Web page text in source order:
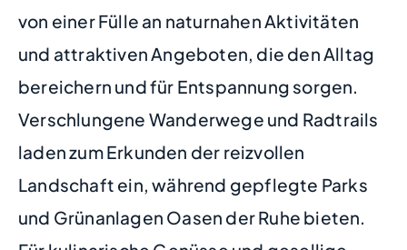
von einer Fülle an naturnahen Aktivitäten
und attraktiven Angeboten, die den Alltag
bereichern und für Entspannung sorgen.
Verschlungene Wanderwege und Radtrails
laden zum Erkunden der reizvollen
Landschaft ein, während gepflegte Parks
und Grünanlagen Oasen der Ruhe bieten.